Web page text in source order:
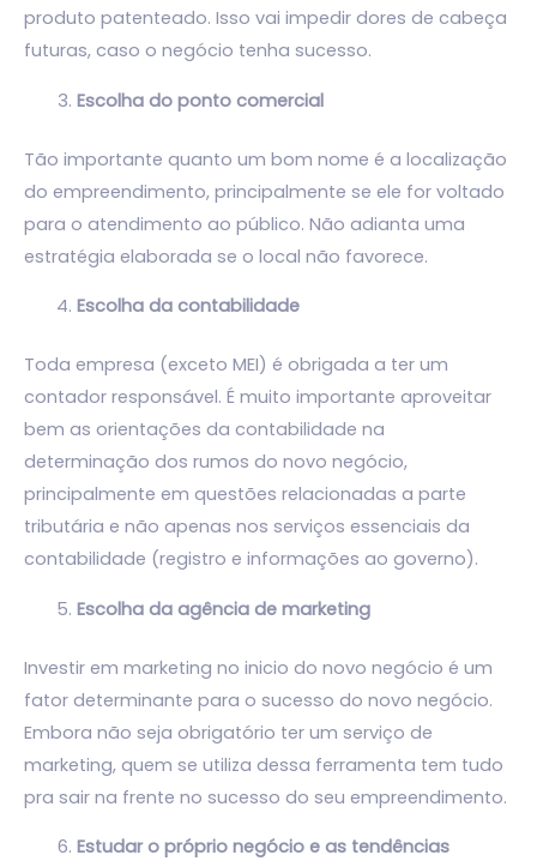
produto patenteado. Isso vai impedir dores de cabeça
futuras, caso o negócio tenha sucesso.
Escolha do ponto comercial
Tão importante quanto um bom nome é a localização
do empreendimento, principalmente se ele for voltado
para o atendimento ao público. Não adianta uma
estratégia elaborada se o local não favorece.
Escolha da contabilidade
Toda empresa (exceto MEI) é obrigada a ter um
contador responsável. É muito importante aproveitar
bem as orientações da contabilidade na
determinação dos rumos do novo negócio,
principalmente em questões relacionadas a parte
tributária e não apenas nos serviços essenciais da
contabilidade (registro e informações ao governo).
Escolha da agência de marketing
Investir em marketing no inicio do novo negócio é um
fator determinante para o sucesso do novo negócio.
Embora não seja obrigatório ter um serviço de
marketing, quem se utiliza dessa ferramenta tem tudo
pra sair na frente no sucesso do seu empreendimento.
Estudar o próprio negócio e as tendências